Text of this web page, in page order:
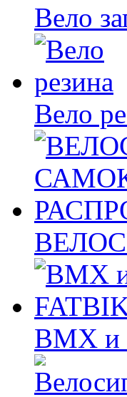
Вело
Вело
BMX и